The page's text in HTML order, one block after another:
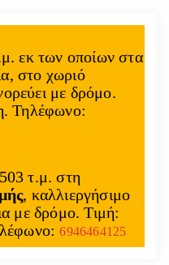
εκ των οποίων στα
στο χωριό
με δρόμο.
Τηλέφωνο:
τ.μ. στη
, καλλιεργήσιμο
με δρόμο. Τιμή:
6946464125